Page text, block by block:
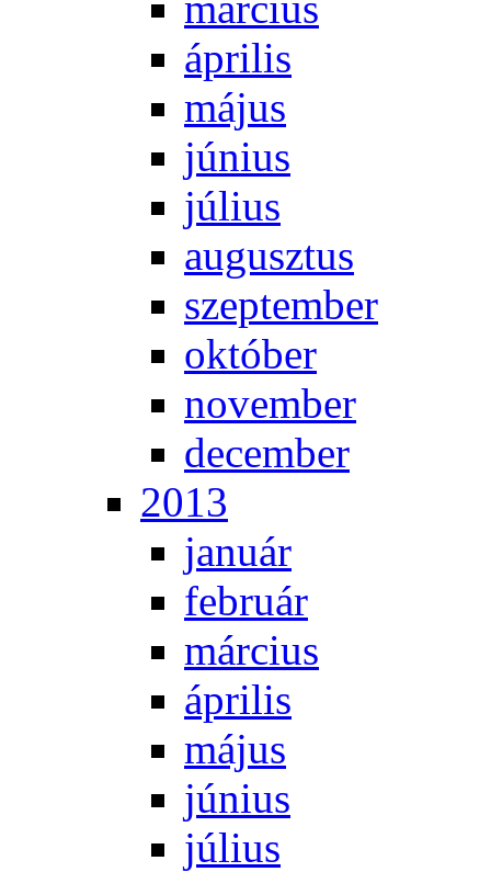
áp­ri­lis
má­jus
jú­ni­us
jú­li­us
au­gusz­tus
szep­tem­ber
ok­tó­ber
no­vem­ber
de­cem­ber
2013
ja­nu­ár
feb­ru­ár
már­ci­us
áp­ri­lis
má­jus
jú­ni­us
jú­li­us